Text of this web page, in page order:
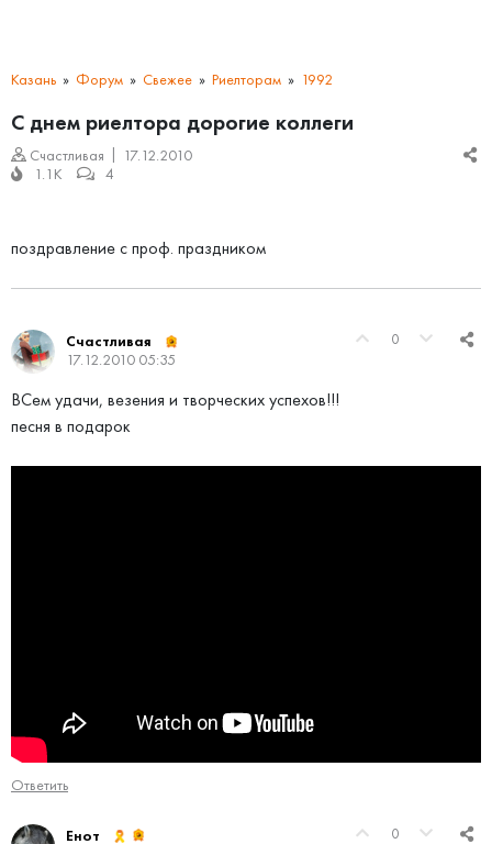
Казань Форум Свежее Риелторам 1992
С днем риелтора дорогие коллеги
Счастливая
17.12.2010
1.1K
4
поздравление с проф. праздником
0
Счастливая
17.12.2010 05:35
ВСем удачи, везения и творческих успехов!!!
песня в подарок
Ответить
0
Енот